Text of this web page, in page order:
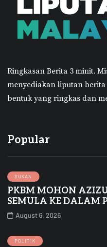
Ringkasan Berita 3 minit.
menyediakan liputan
bentuk yang ringkas dan
Popular
SUKAN
PKBM MOHON
SEMULA KE DALAM
August 6, 2026
POLITIK